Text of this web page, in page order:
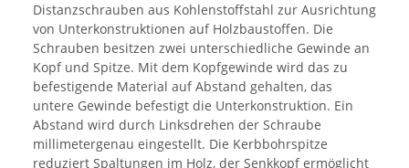
Distanzschrauben aus Kohlenstoffstahl zur Ausrichtung
von Unterkonstruktionen auf Holzbaustoffen. Die
Schrauben besitzen zwei unterschiedliche Gewinde an
Kopf und Spitze. Mit dem Kopfgewinde wird das zu
befestigende Material auf Abstand gehalten, das
untere Gewinde befestigt die Unterkonstruktion. Ein
Abstand wird durch Linksdrehen der Schraube
millimetergenau eingestellt. Die Kerbbohrspitze
reduziert Spaltungen im Holz, der Senkkopf ermöglicht